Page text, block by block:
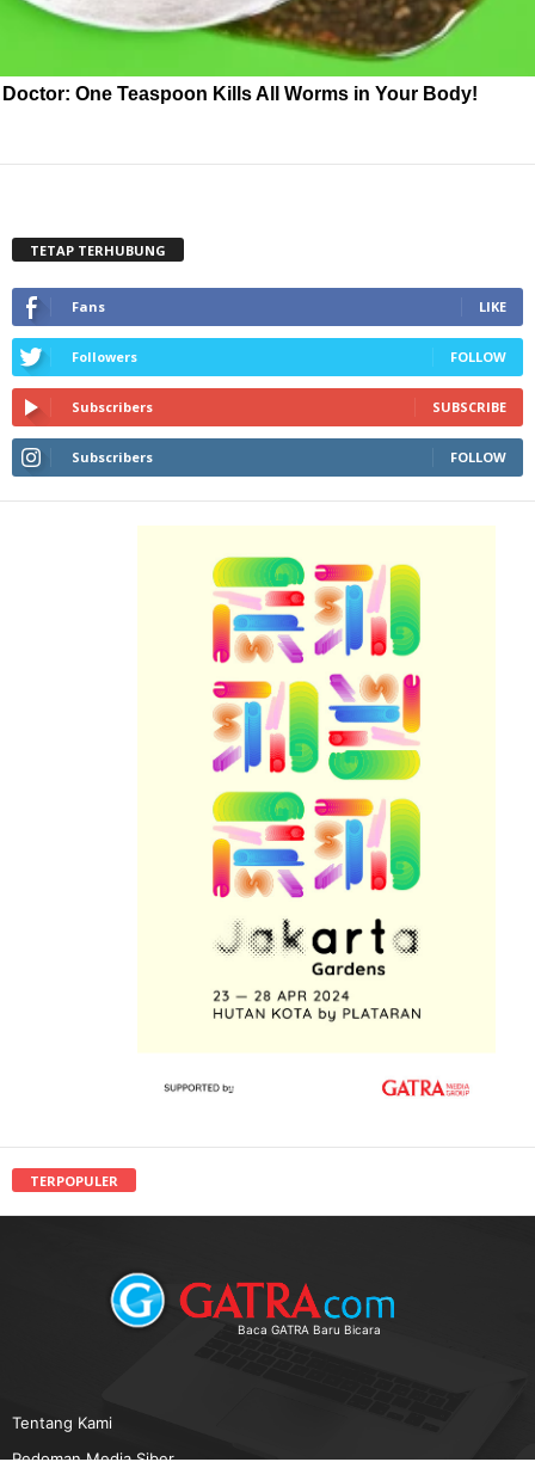
Doctor: One Teaspoon Kills All Worms in Your Body!
TETAP TERHUBUNG
Fans LIKE
Followers FOLLOW
Subscribers SUBSCRIBE
Subscribers FOLLOW
TERPOPULER
Baca GATRA Baru Bicara
Tentang Kami
Pedoman Media Siber